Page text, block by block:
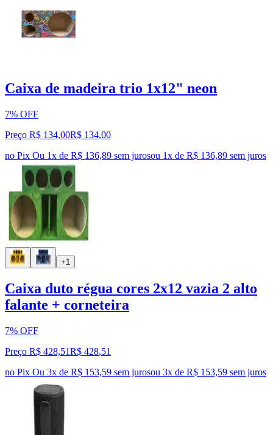
Caixa de madeira trio 1x12" neon
7% OFF
Preço R$ 134,00R$ 134,00
no Pix Ou 1x de R$ 136,89 sem jurosou 1x de R$ 136,89 sem juros
+1
Caixa duto régua cores 2x12 vazia 2 alto
falante + corneteira
7% OFF
Preço R$ 428,51R$ 428,51
no Pix Ou 3x de R$ 153,59 sem jurosou 3x de R$ 153,59 sem juros